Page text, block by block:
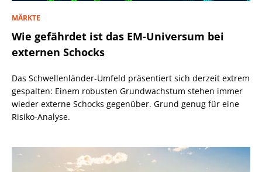
MÄRKTE
Wie gefährdet ist das EM-Universum bei
externen Schocks
Das Schwellenländer-Umfeld präsentiert sich derzeit extrem
gespalten: Einem robusten Grundwachstum stehen immer
wieder externe Schocks gegenüber. Grund genug für eine
Risiko-Analyse.